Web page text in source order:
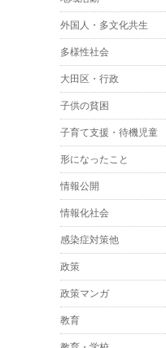
外国人・多文化共生
多様性社会
大田区・行政
子供の貧困
子育て支援・待機児童
形になったこと
情報公開
情報化社会
感染症対策他
政策
政策マンガ
教育